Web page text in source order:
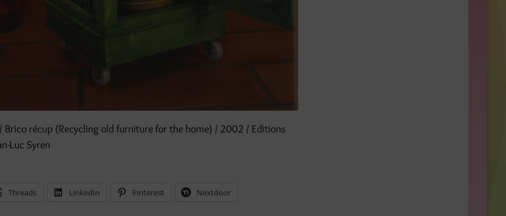
/ Brico récup (Recycling old furniture for the home) / 2002 / Editions
Luc Syren
Threads LinkedIn Pinterest Nextdoor